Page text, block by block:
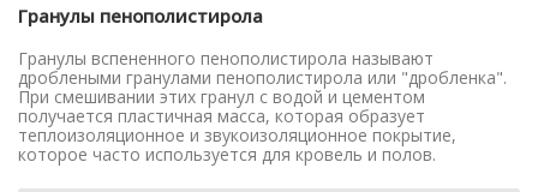
Гранулы пенополистирола
Гранулы вспененного пенополистирола называют
дроблеными гранулами пенополистирола или "дробленка".
При смешивании этих гранул с водой и цементом
получается пластичная масса, которая образует
теплоизоляционное и звукоизоляционное покрытие,
которое часто используется для кровель и полов.